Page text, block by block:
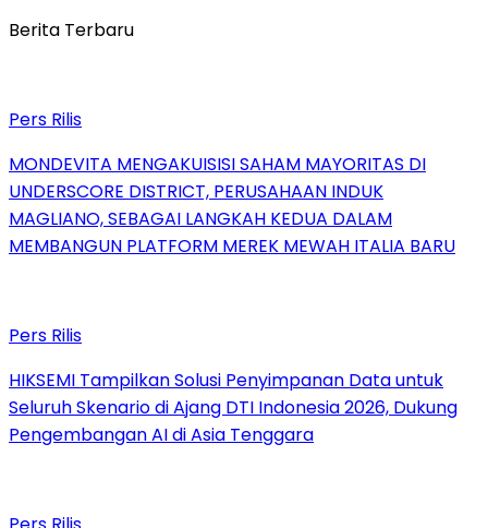
Berita Terbaru
Pers Rilis
MONDEVITA MENGAKUISISI SAHAM MAYORITAS DI
UNDERSCORE DISTRICT, PERUSAHAAN INDUK
MAGLIANO, SEBAGAI LANGKAH KEDUA DALAM
MEMBANGUN PLATFORM MEREK MEWAH ITALIA BARU
Pers Rilis
HIKSEMI Tampilkan Solusi Penyimpanan Data untuk
Seluruh Skenario di Ajang DTI Indonesia 2026, Dukung
Pengembangan AI di Asia Tenggara